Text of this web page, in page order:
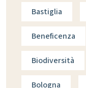
Bastiglia
Beneficenza
Biodiversità
Bologna